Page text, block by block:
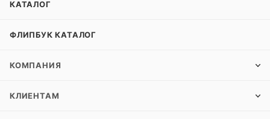
КАТАЛОГ
ФЛИПБУК КАТАЛОГ
КОМПАНИЯ
КЛИЕНТАМ